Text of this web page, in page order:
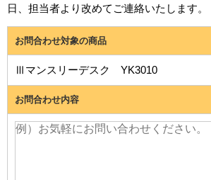
日、担当者より改めてご連絡いたします。
お問合わせ対象の商品
Ⅲマンスリーデスク YK3010
お問合わせ内容